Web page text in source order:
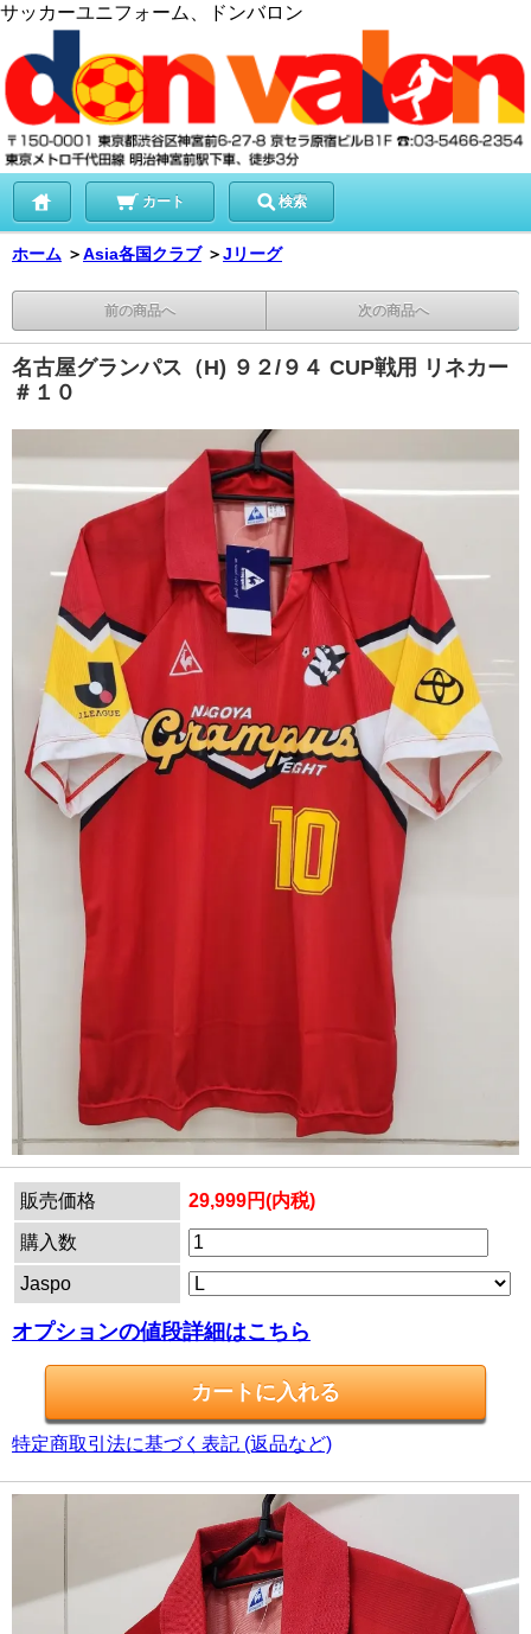
サッカーユニフォーム、ドンバロン
カート 検索
ホーム ＞Asia各国クラブ ＞Jリーグ
前の商品へ 次の商品へ
名古屋グランパス（H) ９２/９４ CUP戦用 リネカー
＃１０
販売価格 29,999円(内税)
購入数
Jaspo
オプションの値段詳細はこちら
特定商取引法に基づく表記 (返品など)